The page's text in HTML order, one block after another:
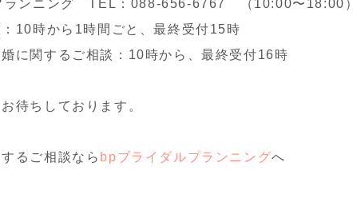
ランニング TEL：088-656-6767 （10:00〜18:00）
10時から1時間ごと、最終受付15時
に関するご相談：10時から、最終受付16時
待ちしております。
るご相談なら bpブライダルプランニングへ